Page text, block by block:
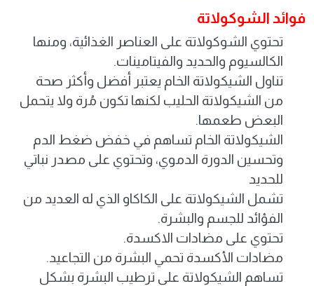
فوائد الشوكولاتة
تحتوي الشوكولاتة على العناصر الغذائية، ومنها
الكالسيوم والحديد والفيتامينات.
تناول الشيكولاتة الخام يعتبر أفضل وأكثر صحة
من الشيكولاتة الحليب لكنها تكون مُرة ولا يتحمل
البعض طعمها.
الشيكولاتة الخام تساهم في خفض ضغط الدم
وتحسين الدورة الدموي، وتحتوي على مصدر نباتي
للحديد
تشمل الشيكولاتة على الكاكاو الذي له العديد من
الفؤائد للجسم والبشرة.
تحتوي على مضادات الاكسدة.
مضادات الأكسدة تحمي البشرة من التجاعيد.
تساهم الشيكولاتة على ترطيب البشرة بشكل